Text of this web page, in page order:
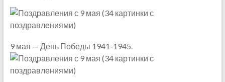
9 мая — День Победы 1941-1945.